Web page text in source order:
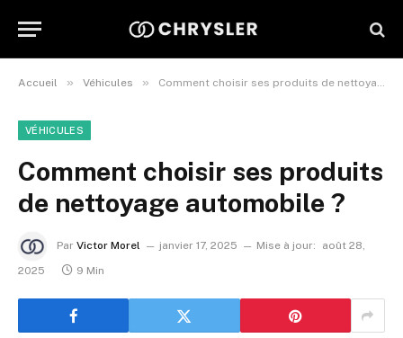
Accueil » Véhicules » Comment choisir ses produits de nettoyage automobile ?
VÉHICULES
Comment choisir ses produits
de nettoyage automobile ?
Par Victor Morel janvier 17, 2025 Mise à jour:
août 28,
2025
9 Min